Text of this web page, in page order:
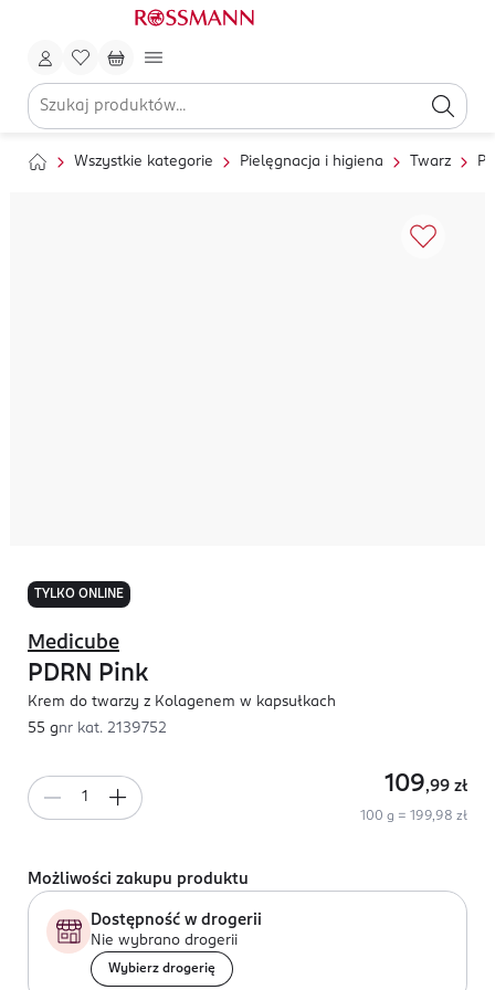
Wszystkie kategorie Pielęgnacja i higiena Twarz
TYLKO ONLINE
Medicube
PDRN Pink
Krem do twarzy z Kolagenem w kapsułkach
55 gnr kat. 2139752
109,99 zł
100 g = 199,98 zł
Możliwości zakupu produktu
Dostępność w drogerii
Nie wybrano drogerii
Wybierz drogerię